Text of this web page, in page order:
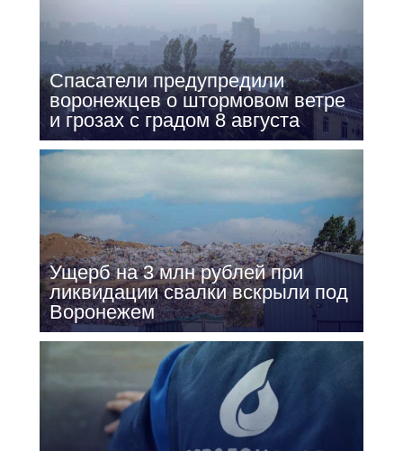
Спасатели предупредили
воронежцев о штормовом ветре
и грозах с градом 8 августа
Ущерб на 3 млн рублей при
ликвидации свалки вскрыли под
Воронежем